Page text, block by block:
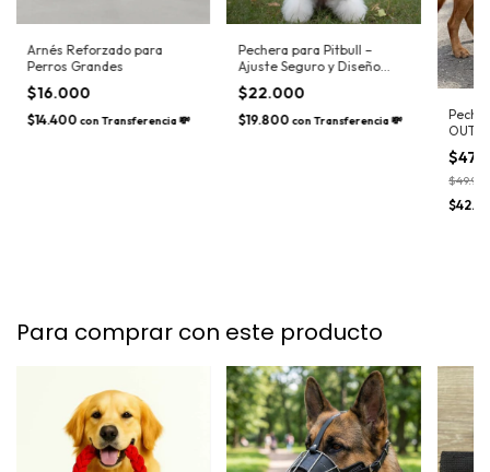
Arnés Reforzado para
Perros Grandes
$16.000
$14.400 con Transferencia 💸
Pechera para Pitbull –
Ajuste Seguro y Diseño
Reforzado
$22.000
$19.800 conTransferencia 💸
$49.999
Para comprar con este producto